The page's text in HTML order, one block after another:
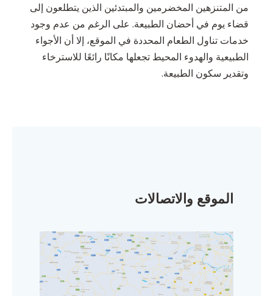
من المتنزهين المخضرمين والمبتدئين الذين يتطلعون إلى
قضاء يوم في أحضان الطبيعة. على الرغم من عدم وجود
خدمات تناول الطعام المحددة في الموقع، إلا أن الأجواء
الطبيعية والهدوء المحيط تجعلها مكانًا رائعًا للاسترخاء
وتقدير سكون الطبيعة.
الموقع والاتصالات